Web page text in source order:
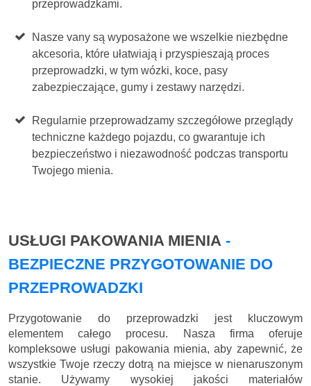
przeprowadzkami.
Nasze vany są wyposażone we wszelkie niezbędne
akcesoria, które ułatwiają i przyspieszają proces
przeprowadzki, w tym wózki, koce, pasy
zabezpieczające, gumy i zestawy narzędzi.
Regularnie przeprowadzamy szczegółowe przeglądy
techniczne każdego pojazdu, co gwarantuje ich
bezpieczeństwo i niezawodność podczas transportu
Twojego mienia.
USŁUGI PAKOWANIA MIENIA -
BEZPIECZNE PRZYGOTOWANIE DO
PRZEPROWADZKI
Przygotowanie do przeprowadzki jest kluczowym
elementem całego procesu. Nasza firma oferuje
kompleksowe usługi pakowania mienia, aby zapewnić, że
wszystkie Twoje rzeczy dotrą na miejsce w nienaruszonym
stanie. Używamy wysokiej jakości materiałów